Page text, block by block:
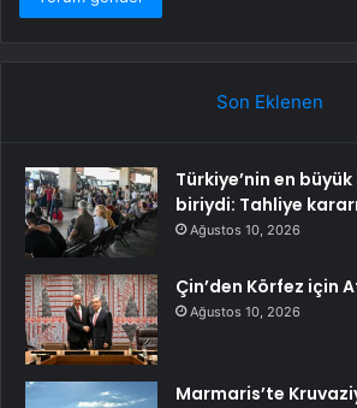
Son Eklenen
Türkiye’nin en
biriydi: Tahliye
Ağustos 10, 2026
Çin’den Körfez için
Ağustos 10, 2026
Marmaris’te